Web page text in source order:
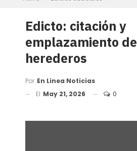
Edicto: citación y
emplazamiento de
herederos
Por En Linea Noticias
El May 21, 2026 0